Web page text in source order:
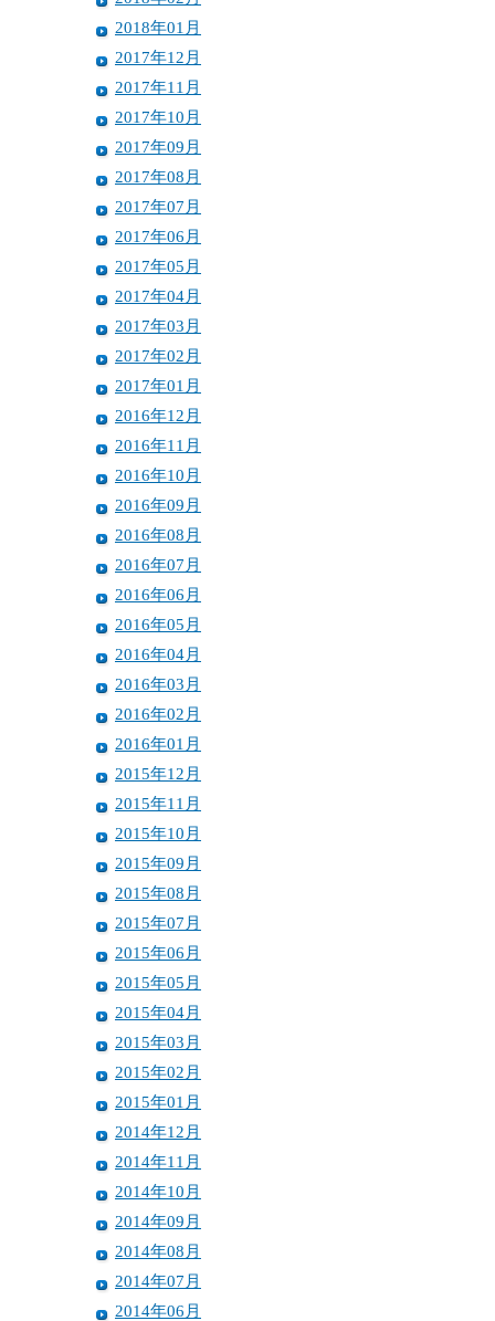
2018年01月
2017年12月
2017年11月
2017年10月
2017年09月
2017年08月
2017年07月
2017年06月
2017年05月
2017年04月
2017年03月
2017年02月
2017年01月
2016年12月
2016年11月
2016年10月
2016年09月
2016年08月
2016年07月
2016年06月
2016年05月
2016年04月
2016年03月
2016年02月
2016年01月
2015年12月
2015年11月
2015年10月
2015年09月
2015年08月
2015年07月
2015年06月
2015年05月
2015年04月
2015年03月
2015年02月
2015年01月
2014年12月
2014年11月
2014年10月
2014年09月
2014年08月
2014年07月
2014年06月